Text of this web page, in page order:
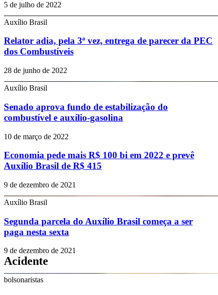
5 de julho de 2022
Auxílio Brasil
Relator adia, pela 3ª vez, entrega de parecer da PEC
dos Combustíveis
28 de junho de 2022
Auxílio Brasil
Senado aprova fundo de estabilização do
combustível e auxílio-gasolina
10 de março de 2022
Economia pede mais R$ 100 bi em 2022 e prevê
Auxílio Brasil de R$ 415
9 de dezembro de 2021
Auxílio Brasil
Segunda parcela do Auxílio Brasil começa a ser
paga nesta sexta
9 de dezembro de 2021
Acidente
bolsonaristas